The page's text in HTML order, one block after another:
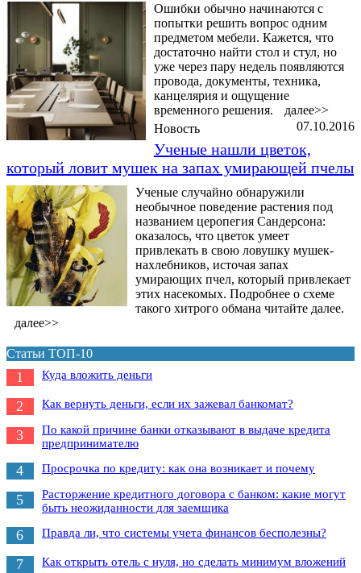
Ошибки обычно начинаются с
попытки решить вопрос одним
предметом мебели. Кажется, что
достаточно найти стол и стул, но
уже через пару недель появляются
провода, документы, техника,
канцелярия и ощущение
временного решения.
далее>>
07.10.2016
Новость
Ученые нашли цветок,
который ловит мушек на запах умирающей пчелы
Ученые случайно обнаружили
необычное поведение растения под
названием церопегия Сандерсона:
оказалось, что цветок умеет
привлекать в свою ловушку мушек-
нахлебников, источая запах
умирающих пчел, который привлекает
этих насекомых. Подробнее о схеме
такого хитрого обмана читайте далее.
далее>>
Статьи ТОП-10
1 Куда вложить деньги
2 Как вернуть деньги, если их зажевал банкомат?
3
По какой причине банки отказывают в выдаче кредита
предпринимателю
4 Просрочка по кредиту: как она возникает и почему
5
Расторжение кредитного договора с банком: какие могут
быть неожиданности для заемщика
6 Правда ли, что системы учета финансов бесполезны?
7 Как открыть отель с нуля, но сделать минимум вложений